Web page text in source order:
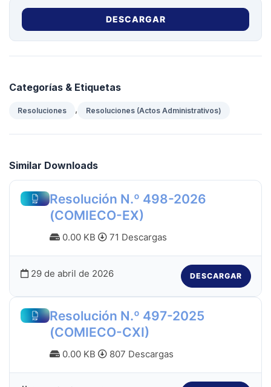
DESCARGAR
Categorías & Etiquetas
Resoluciones Resoluciones (Actos Administrativos)
Similar Downloads
Resolución N.º 498-2026
(COMIECO-EX)
0.00 KB 71 Descargas
29 de abril de 2026 DESCARGAR
Resolución N.º 497-2025
(COMIECO-CXI)
0.00 KB 807 Descargas